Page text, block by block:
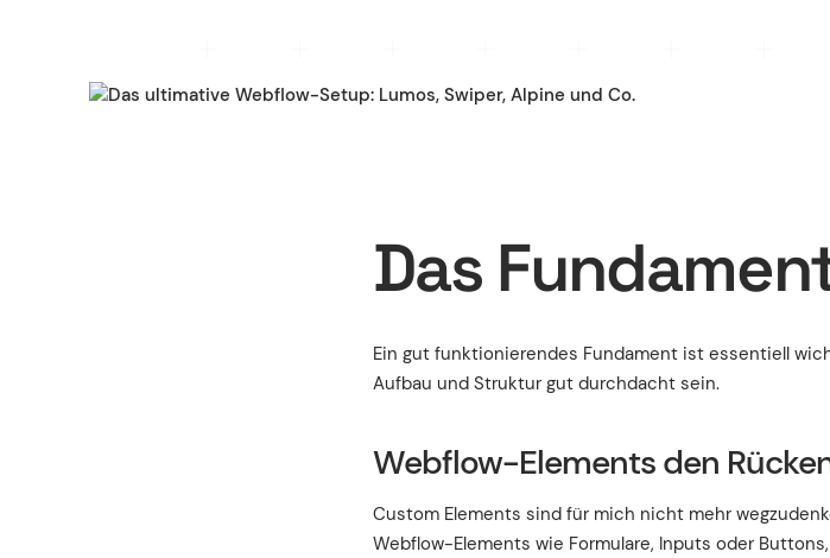
Wir sind Halbstark, die Agentur für Webdesign, Shopify und Webflow.
©2017-2026 · Made with Love in Stuttgart
Das
Ein gut funktionierendes Fundament ist essentiell
Aufbau und Struktur gut durchdacht sein.
Webflow-Elements den
Custom Elements sind für mich nicht mehr
Webflow-Elements wie Formulare, Inputs oder